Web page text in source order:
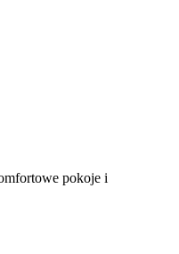
pokoje i